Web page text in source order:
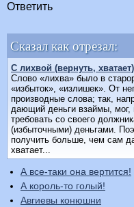
Ответить
Сказал как отрезал:
С лихвой (вернуть, хватает)
Слово «лихва» было в
«избыток», «излишек». От
производные слова; так,
дающий деньги взаймы,
требовать со своего
(избыточными) деньгами.
получить больше, чем сам
хватает...
А все-таки она вертится!
А король-то голый!
Авгиевы конюшни